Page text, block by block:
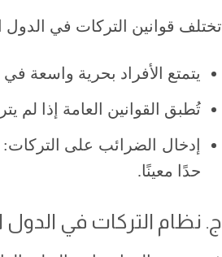
تختلف قوانين التركات في الدول
يتمتع الأفراد بحرية واسعة
تُطبق القوانين العامة إذا لم
إدخال الضرائب على
حدًا معينًا.
ج. نظام التركات في الدول